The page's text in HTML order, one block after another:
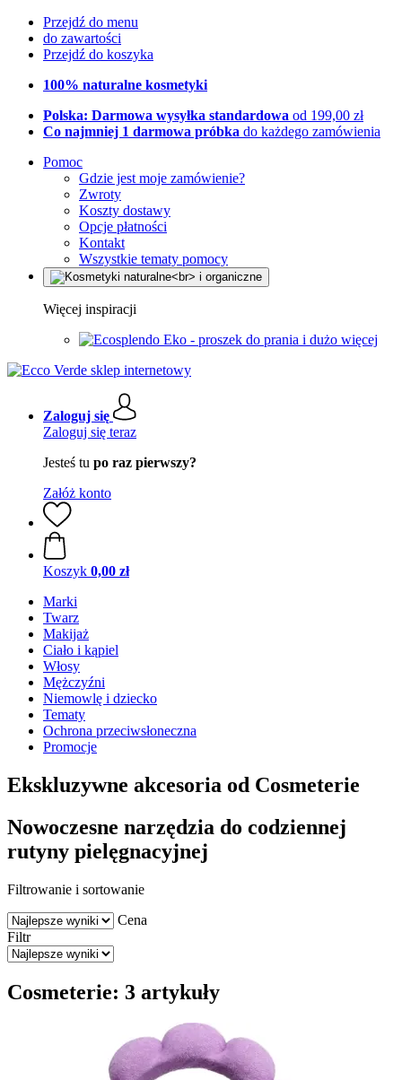
Przejdź do menu
do zawartości
Przejdź do koszyka
100% naturalne kosmetyki
Polska: Darmowa wysyłka standardowa od 199,00 zł
Co najmniej 1 darmowa próbka do każdego zamówienia
Pomoc
Gdzie jest moje zamówienie?
Zwroty
Koszty dostawy
Opcje płatności
Kontakt
Wszystkie tematy pomocy
Więcej inspiracji
Eko - proszek do prania i dużo więcej
Zaloguj się
Zaloguj się teraz
Jesteś tu po raz pierwszy?
Załóż konto
Koszyk 0,00 zł
Marki
Twarz
Makijaż
Ciało i kąpiel
Włosy
Mężczyźni
Niemowlę i dziecko
Tematy
Ochrona przeciwsłoneczna
Promocje
Ekskluzywne akcesoria od Cosmeterie
Nowoczesne narzędzia do codziennej
rutyny pielęgnacyjnej
Filtrowanie i sortowanie
Cena
Filtr
Cosmeterie: 3 artykuły